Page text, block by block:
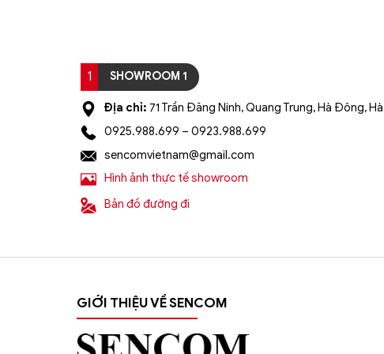
1 SHOWROOM 1
Địa chỉ: 71 Trần Đăng Ninh, Quang Trung, Hà Đông,
0925.988.699 – 0923.988.699
sencomvietnam@gmail.com
Hình ảnh thực tế showroom
Bản đồ đường đi
GIỚI THIỆU VỀ SENCOM